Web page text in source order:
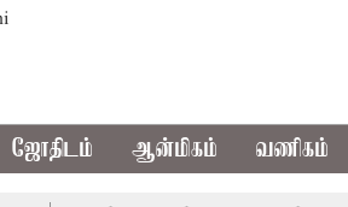
ஜோதிடம் ஆன்மிகம் வணிகம்